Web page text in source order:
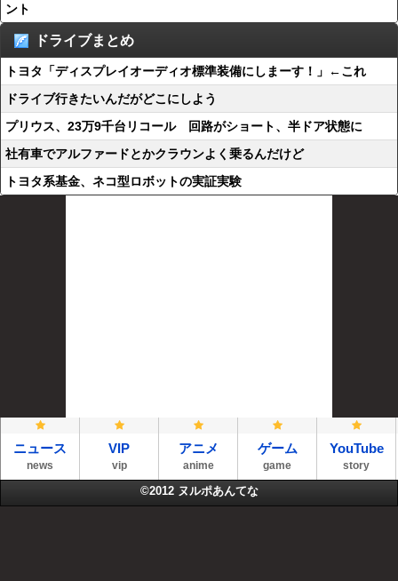
ント
ドライブまとめ
トヨタ「ディスプレイオーディオ標準装備にしまーす！」←これ
ドライブ行きたいんだがどこにしよう
プリウス、23万9千台リコール 回路がショート、半ドア状態に
社有車でアルファードとかクラウンよく乗るんだけど
トヨタ系基金、ネコ型ロボットの実証実験
ニュース
news
VIP
vip
アニメ
anime
ゲーム
game
YouTube
story
©2012 ヌルポあんてな